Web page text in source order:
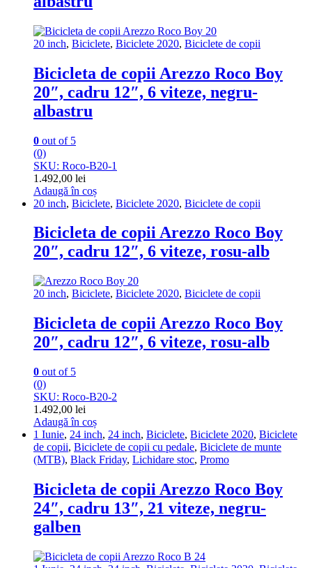
20 inch, Biciclete, Biciclete 2020, Biciclete de copii
Bicicleta de copii Arezzo Roco Boy
20″, cadru 12″, 6 viteze, negru-
albastru
0 out of 5
(0)
SKU: Roco-B20-1
1.492,00 lei
Adaugă în coș
20 inch, Biciclete, Biciclete 2020, Biciclete de copii
Bicicleta de copii Arezzo Roco Boy
20″, cadru 12″, 6 viteze, rosu-alb
20 inch, Biciclete, Biciclete 2020, Biciclete de copii
Bicicleta de copii Arezzo Roco Boy
20″, cadru 12″, 6 viteze, rosu-alb
0 out of 5
(0)
SKU: Roco-B20-2
1.492,00 lei
Adaugă în coș
1 Iunie, 24 inch, 24 inch, Biciclete, Biciclete 2020, Biciclete
de copii, Biciclete de copii cu pedale, Biciclete de munte
(MTB), Black Friday, Lichidare stoc, Promo
Bicicleta de copii Arezzo Roco Boy
24″, cadru 13″, 21 viteze, negru-
galben